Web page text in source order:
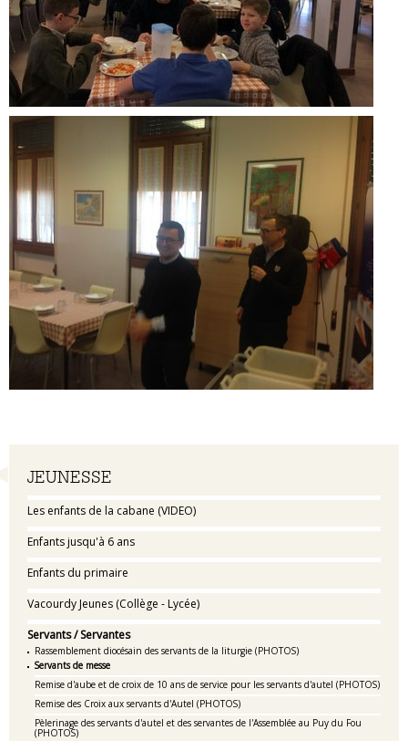
Navigation
JEUNESSE
Les enfants de la cabane (VIDEO)
Enfants jusqu'à 6 ans
Enfants du primaire
Vacourdy Jeunes (Collège - Lycée)
Servants / Servantes
Rassemblement diocésain des servants de la liturgie (PHOTOS)
Servants de messe
Remise d'aube et de croix de 10 ans de service pour les servants d'autel (PHOTOS)
Remise des Croix aux servants d'Autel (PHOTOS)
Pèlerinage des servants d'autel et des servantes de l'Assemblée au Puy du Fou
(PHOTOS)